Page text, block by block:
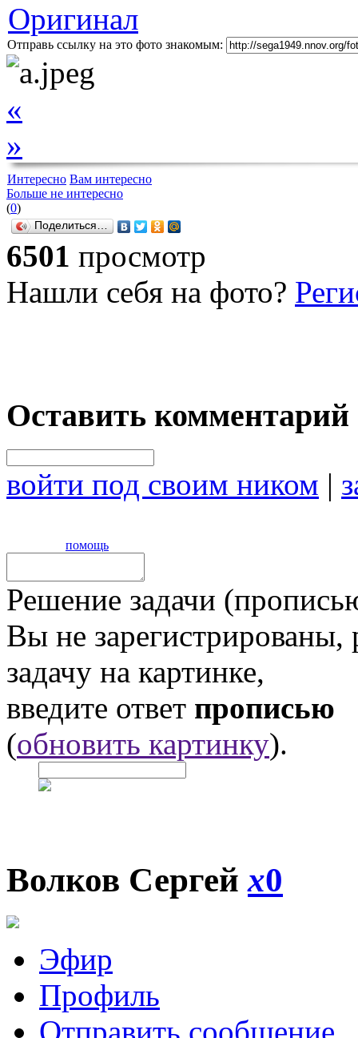
Оригинал
Отправь ссылку на это фото знакомым:
«
»
Интересно Вам интересно
Больше не интересно
(0)
Поделиться…
6501 просмотр
Нашли себя на фото?
Оставить комментарий
войти под своим ником |
помощь
Решение задачи
Вы не
задачу на картинке,
введите ответ прописью
(обновить картинку).
Волков Сергейx0
Эфир
Профиль
Отправить сообщение